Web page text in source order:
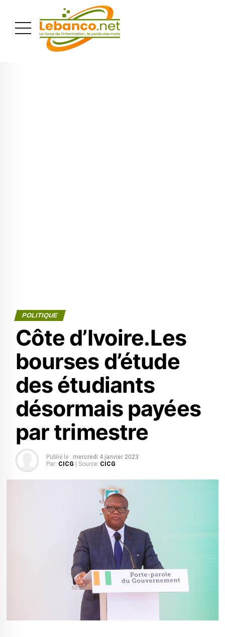
POLITIQUE
Côte d’Ivoire.Les
bourses d’étude
des étudiants
désormais payées
par trimestre
Publié le : mercredi 4 janvier 2023
Par: CICG | Source: CICG